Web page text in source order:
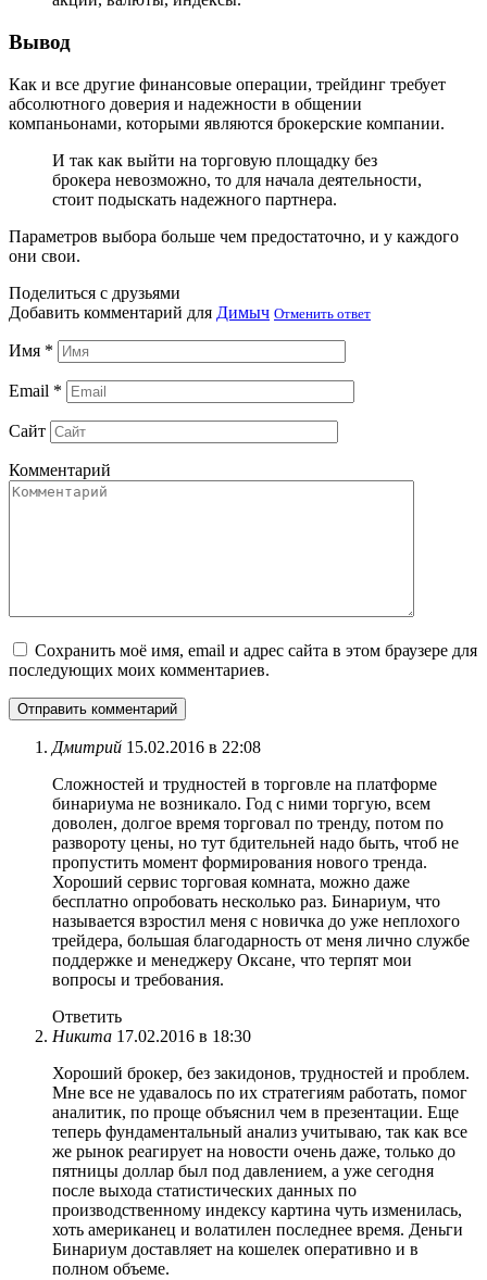
Вывод
Как и все другие финансовые операции, трейдинг требует
абсолютного доверия и надежности в общении
компаньонами, которыми являются брокерские компании.
И так как выйти на торговую площадку без
брокера невозможно, то для начала деятельности,
стоит подыскать надежного партнера.
Параметров выбора больше чем предостаточно, и у каждого
они свои.
Поделиться с друзьями
Добавить комментарий для Димыч Отменить ответ
Имя *
Email *
Сайт
Комментарий
Сохранить моё имя, email и адрес сайта в этом браузере для
последующих моих комментариев.
Дмитрий 15.02.2016 в 22:08
Сложностей и трудностей в торговле на платформе
бинариума не возникало. Год с ними торгую, всем
доволен, долгое время торговал по тренду, потом по
развороту цены, но тут бдительней надо быть, чтоб не
пропустить момент формирования нового тренда.
Хороший сервис торговая комната, можно даже
бесплатно опробовать несколько раз. Бинариум, что
называется взростил меня с новичка до уже неплохого
трейдера, большая благодарность от меня лично службе
поддержке и менеджеру Оксане, что терпят мои
вопросы и требования.
Ответить
Никита 17.02.2016 в 18:30
Хороший брокер, без закидонов, трудностей и проблем.
Мне все не удавалось по их стратегиям работать, помог
аналитик, по проще объяснил чем в презентации. Еще
теперь фундаментальный анализ учитываю, так как все
же рынок реагирует на новости очень даже, только до
пятницы доллар был под давлением, а уже сегодня
после выхода статистических данных по
производственному индексу картина чуть изменилась,
хоть американец и волатилен последнее время. Деньги
Бинариум доставляет на кошелек оперативно и в
полном объеме.